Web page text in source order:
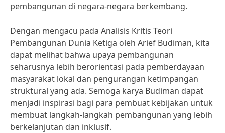
pembangunan di negara-negara berkembang.
Dengan mengacu pada Analisis Kritis Teori
Pembangunan Dunia Ketiga oleh Arief Budiman, kita
dapat melihat bahwa upaya pembangunan
seharusnya lebih berorientasi pada pemberdayaan
masyarakat lokal dan pengurangan ketimpangan
struktural yang ada. Semoga karya Budiman dapat
menjadi inspirasi bagi para pembuat kebijakan untuk
membuat langkah-langkah pembangunan yang lebih
berkelanjutan dan inklusif.